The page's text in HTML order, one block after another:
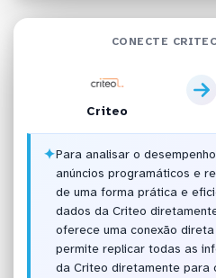
CONECTE
Criteo
✦Para analisar o
anúncios programáticos e
de uma forma prática e
dados da Criteo
oferece uma conexão
permite replicar todas as
da Criteo diretamente para